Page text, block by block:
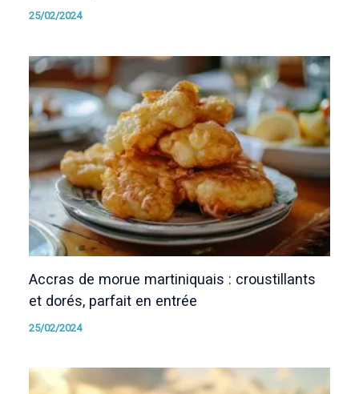
25/02/2024
Accras de morue martiniquais : croustillants
et dorés, parfait en entrée
25/02/2024